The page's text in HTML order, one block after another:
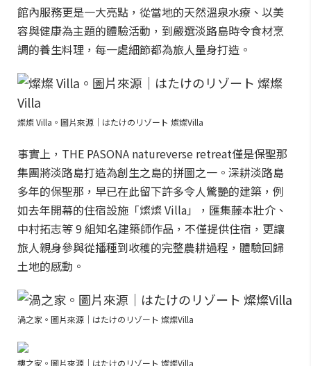
館內服務更是一大亮點，從當地的天然溫泉水療、以美
容與健康為主題的體驗活動，到嚴選淡路島時令食材烹
調的養生料理，每一處細節都為旅人量身打造。
燦燦 Villa。圖片來源｜はたけのリゾート 燦燦Villa
事實上，THE PASONA natureverse retreat僅是保聖那
集團將淡路島打造為創生之島的拼圖之一。深耕淡路島
多年的保聖那，早已在此留下許多令人驚艷的建築，例
如去年開幕的住宿設施「燦燦 Villa」，匯集藤本壯介、
中村拓志等 9 組知名建築師作品，不僅提供住宿，更讓
旅人親身參與從播種到收穫的完整農耕過程，體驗回歸
土地的感動。
渦之家。圖片來源｜はたけのリゾート 燦燦Villa
樓之家。圖片來源｜はたけのリゾート 燦燦Villa